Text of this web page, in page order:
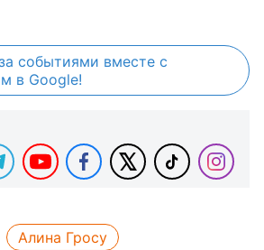
событиями вместе с
в Google!
Алина Гросу